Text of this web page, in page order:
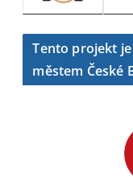
Tento projekt
městem České